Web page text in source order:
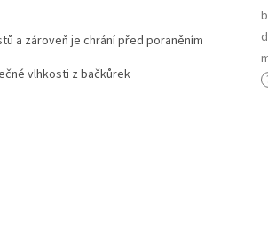
a zároveň je chrání před poraněním
vlhkosti z bačkůrek